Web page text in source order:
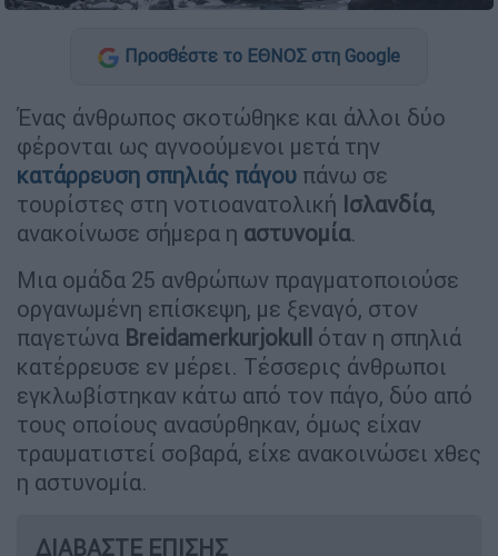
Προσθέστε το ΕΘΝΟΣ στη Google
Ένας άνθρωπος σκοτώθηκε και άλλοι δύο
φέρονται ως αγνοούμενοι μετά την
κατάρρευση σπηλιάς πάγου πάνω σε
τουρίστες στη νοτιοανατολική Ισλανδία,
ανακοίνωσε σήμερα η αστυνομία.
Μια ομάδα 25 ανθρώπων πραγματοποιούσε
οργανωμένη επίσκεψη, με ξεναγό, στον
παγετώνα Breidamerkurjokull
όταν η σπηλιά
κατέρρευσε εν μέρει. Τέσσερις άνθρωποι
εγκλωβίστηκαν κάτω από τον πάγο, δύο από
τους οποίους ανασύρθηκαν, όμως είχαν
τραυματιστεί σοβαρά, είχε ανακοινώσει χθες
η αστυνομία.
ΔΙΑΒΑΣΤΕ ΕΠΙΣΗΣ